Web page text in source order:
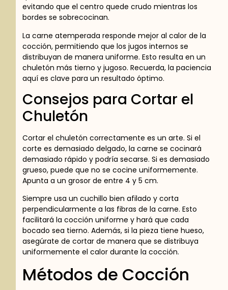
evitando que el centro quede crudo mientras los
bordes se sobrecocinan.
La carne atemperada responde mejor al calor de la
cocción, permitiendo que los jugos internos se
distribuyan de manera uniforme. Esto resulta en un
chuletón más tierno y jugoso. Recuerda, la paciencia
aquí es clave para un resultado óptimo.
Consejos para Cortar el
Chuletón
Cortar el chuletón correctamente es un arte. Si el
corte es demasiado delgado, la carne se cocinará
demasiado rápido y podría secarse. Si es demasiado
grueso, puede que no se cocine uniformemente.
Apunta a un grosor de entre 4 y 5 cm.
Siempre usa un cuchillo bien afilado y corta
perpendicularmente a las fibras de la carne. Esto
facilitará la cocción uniforme y hará que cada
bocado sea tierno. Además, si la pieza tiene hueso,
asegúrate de cortar de manera que se distribuya
uniformemente el calor durante la cocción.
Métodos de Cocción